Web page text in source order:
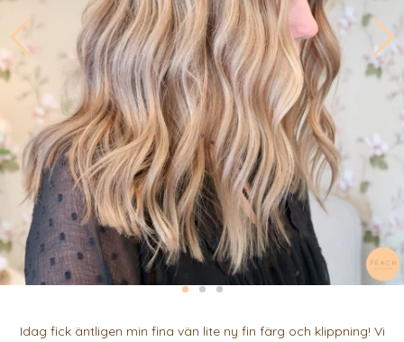
Idag fick äntligen min fina vän lite ny fin färg och klippning! Vi